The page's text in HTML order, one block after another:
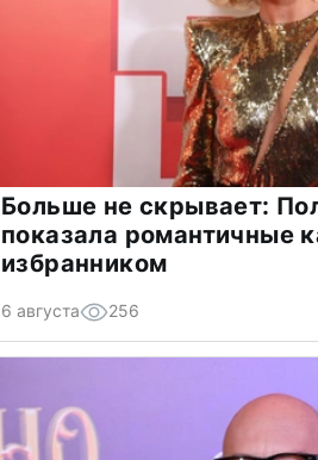
Больше не скрывает:
показала романтичные
избранником
6 августа 256